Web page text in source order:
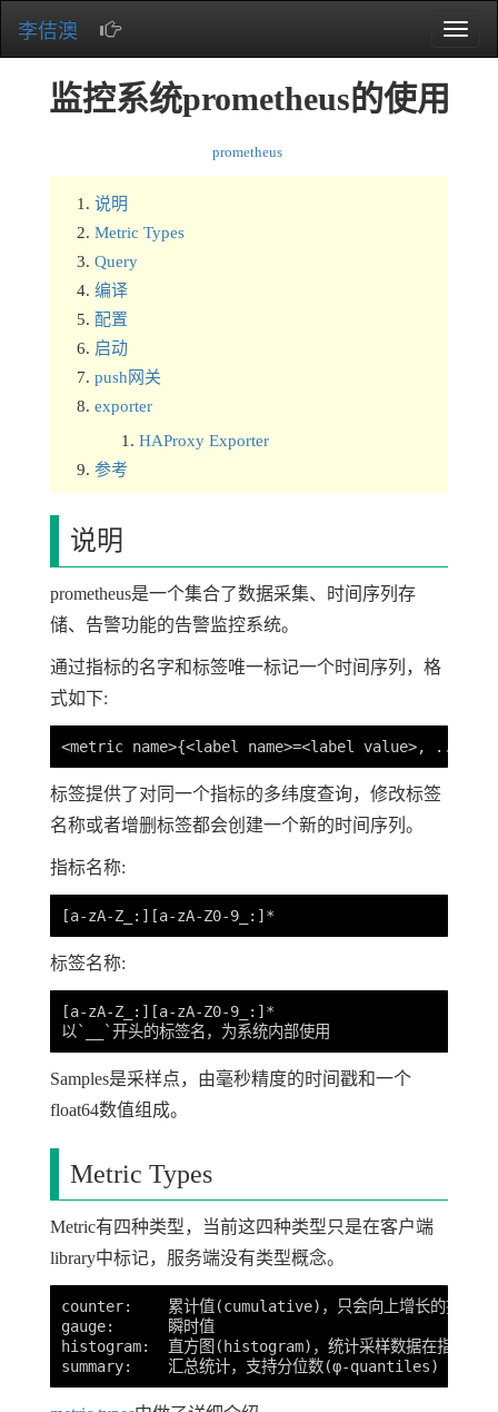
Toggle
李佶澳
监控系统prometheus的使用
prometheus
说明
Metric Types
Query
编译
配置
启动
push网关
exporter
HAProxy Exporter
参考
说明
prometheus是一个集合了数据采集、时间序列存
储、告警功能的告警监控系统。
通过指标的名字和标签唯一标记一个时间序列，格
式如下:
标签提供了对同一个指标的多纬度查询，修改标签
名称或者增删标签都会创建一个新的时间序列。
指标名称:
标签名称:
[a-zA-Z_:][a-zA-Z0-9_:]*
Samples是采样点，由毫秒精度的时间戳和一个
float64数值组成。
Metric Types
Metric有四种类型，当前这四种类型只是在客户端
library中标记，服务端没有类型概念。
counter:    累计值(cumulative)，只会向上增长的指标
gauge:      瞬时值
histogram:  直方图(histogram)，统计采样数据在指定的区